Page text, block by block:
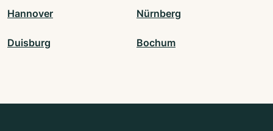
Hannover Nürnberg
Duisburg Bochum